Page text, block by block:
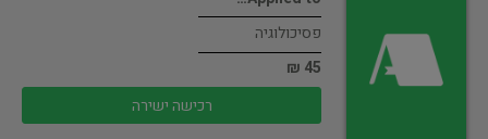
פסיכולוגיה
45 ₪
רכישה ישירה